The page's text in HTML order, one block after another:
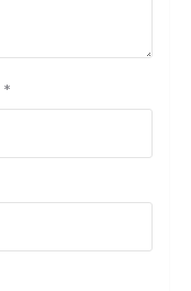
*